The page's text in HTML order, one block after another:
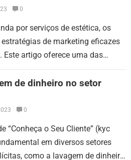
0
por serviços de estética, os
de marketing eficazes
Este artigo oferece uma das
de dinheiro no setor
0
“Conheça o Seu Cliente” (kyc
em diversos setores
como a lavagem de dinheiro.